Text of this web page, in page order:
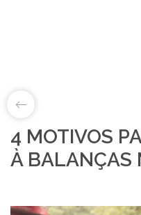
LAB&ID
4 MOTIVOS
À BALANÇAS